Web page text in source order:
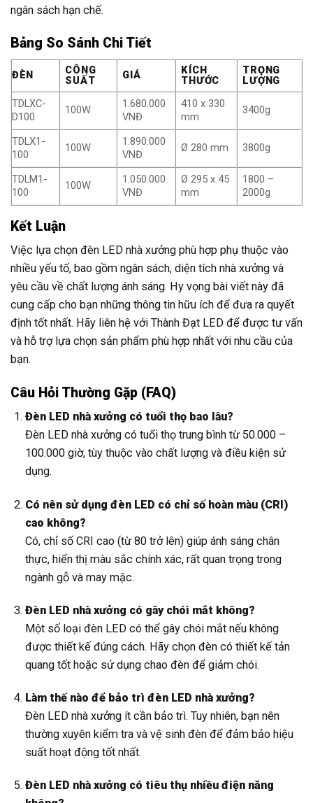
ngân sách hạn chế.
Bảng So Sánh Chi Tiết
ĐÈN
CÔNG
SUẤT
GIÁ
KÍCH
THƯỚC
TRỌNG
LƯỢNG
TDLXC-
D100
100W
1.680.000
VNĐ
410 x 330
mm
3400g
TDLX1-
100
100W
1.890.000
VNĐ
Ø 280 mm 3800g
TDLM1-
100
100W
1.050.000
VNĐ
Ø 295 x 45
mm
1800 –
2000g
Kết Luận
Việc lựa chọn đèn LED nhà xưởng phù hợp phụ thuộc vào
nhiều yếu tố, bao gồm ngân sách, diện tích nhà xưởng và
yêu cầu về chất lượng ánh sáng. Hy vọng bài viết này đã
cung cấp cho bạn những thông tin hữu ích để đưa ra quyết
định tốt nhất. Hãy liên hệ với Thành Đạt LED để được tư vấn
và hỗ trợ lựa chọn sản phẩm phù hợp nhất với nhu cầu của
bạn.
Câu Hỏi Thường Gặp (FAQ)
Đèn LED nhà xưởng có tuổi thọ bao lâu?
Đèn LED nhà xưởng có tuổi thọ trung bình từ 50.000 –
100.000 giờ, tùy thuộc vào chất lượng và điều kiện sử
dụng.
Có nên sử dụng đèn LED có chỉ số hoàn màu (CRI)
cao không?
Có, chỉ số CRI cao (từ 80 trở lên) giúp ánh sáng chân
thực, hiển thị màu sắc chính xác, rất quan trọng trong
ngành gỗ và may mặc.
Đèn LED nhà xưởng có gây chói mắt không?
Một số loại đèn LED có thể gây chói mắt nếu không
được thiết kế đúng cách. Hãy chọn đèn có thiết kế tản
quang tốt hoặc sử dụng chao đèn để giảm chói.
Làm thế nào để bảo trì đèn LED nhà xưởng?
Đèn LED nhà xưởng ít cần bảo trì. Tuy nhiên, bạn nên
thường xuyên kiểm tra và vệ sinh đèn để đảm bảo hiệu
suất hoạt động tốt nhất.
Đèn LED nhà xưởng có tiêu thụ nhiều điện năng